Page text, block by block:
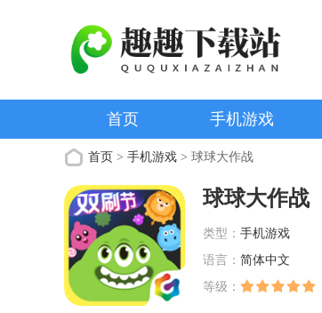
首页 手机游戏
首页 > 手机游戏 > 球球大作战
球球大作战
类型： 手机游戏
语言： 简体中文
等级：